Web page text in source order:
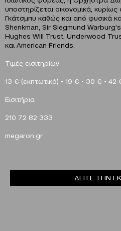
υποστηρίζεται οικονομικά,
Γκάτσμπυ καθώς και από φυσικά
Shenkman, Sir Siegmund
Hughes Will Trust, Underwood
και American Friends.
Τιμές εισιτηρίων
13 € (εκπτωτικό) • 19 € • 30 € • 42
Eισιτήρια
210 72 82 333
megaron gr
ΔΕΙΤΕ ΤΗΝ